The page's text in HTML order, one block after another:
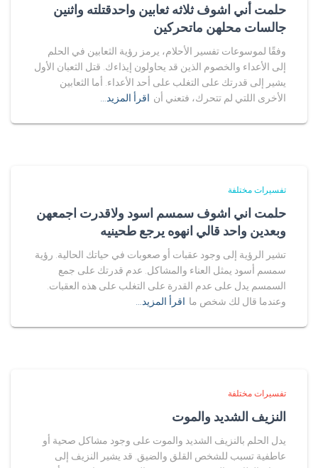
حلمت أني اشوف ثلاثه ثعابين واحدقتلته واثنين
جالسات محلهن ماتحركين
وفقًا لموسوعات تفسير الأحلام، يرمز رؤية الثعابين في الحلم
إلى الأعداء والخصوم الذين قد يحاولون إيذاءك. قتل الثعبان الأول
يشير إلى قدرتك على التغلب على أحد الأعداء. أما الثعابين
الأخرى اللتي لم تتحرك، فتعني أن اقرأ المزيد…
تفسيرات مختلفة
حلمت اني اشوف سمسم اسود ولاقدرت اجمعهن
وبعدين واحد قالي انهوه يرجع طحينيه
تشير الرؤية إلى وجود عقبات أو صعوبات في حياتك الحالية. رؤية
سمسم أسود يمثل العناء والمشاكل. عدم قدرتك على جمع
السمسم يدل على عدم القدرة على التغلب على هذه العقبات.
وعندما قال لك شخص ما اقرأ المزيد…
تفسيرات مختلفة
النزيف الشديد والموت
يدل الحلم بالنزيف الشديد والموت على وجود مشاكل صحية أو
عاطفية تسبب للشخص القلق والضيق. قد يشير النزيف إلى